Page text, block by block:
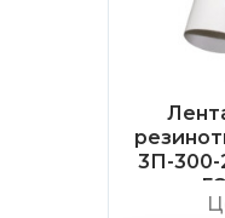
3П-300-